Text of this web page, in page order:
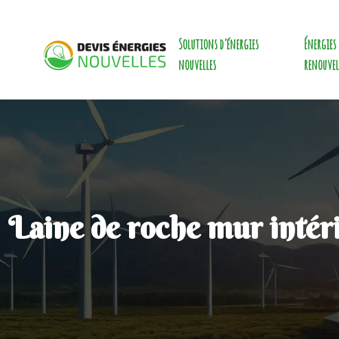
Solutions d’énergies
nouvelles
Énergies
Laine de roche mur